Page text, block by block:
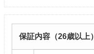
保証内容（26歳以上）